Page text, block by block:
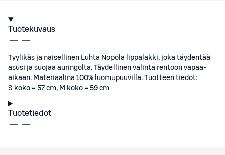
Tuotekuvaus
Tyylikäs ja naisellinen Luhta Nopola lippalakki, joka täydentää
asusi ja suojaa auringolta. Täydellinen valinta rentoon vapaa-
aikaan. Materiaalina 100% luomupuuvilla. Tuotteen tiedot:
S koko = 57 cm, M koko = 59 cm
Tuotetiedot